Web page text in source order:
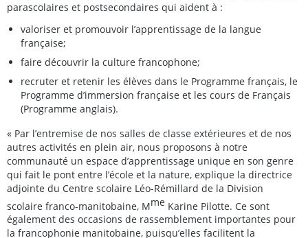
parascolaires et postsecondaires qui aident à :
valoriser et promouvoir l’apprentissage de la langue
française;
faire découvrir la culture francophone;
recruter et retenir les élèves dans le Programme français, le
Programme d’immersion française et les cours de Français
(Programme anglais).
« Par l’entremise de nos salles de classe extérieures et de nos
autres activités en plein air, nous proposons à notre
communauté un espace d’apprentissage unique en son genre
qui fait le pont entre l’école et la nature, explique la directrice
adjointe du Centre scolaire Léo-Rémillard de la Division
scolaire franco-manitobaine, Mme Karine Pilotte. Ce sont
également des occasions de rassemblement importantes pour
la francophonie manitobaine, puisqu’elles facilitent la